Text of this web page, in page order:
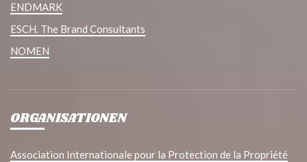
ENDMARK
ESCH. The Brand Consultants
NOMEN
ORGANISATIONEN
Association Internationale pour la Protection de la Propriété